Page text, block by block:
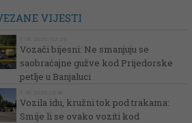
VIJESTI
Vozači bijesni: Ne smanjuju se
saobraćajne gužve kod Prijedorske
petlje u Banjaluci
Vozila idu, kružni tok pod trakama:
Smije li se ovako voziti kod